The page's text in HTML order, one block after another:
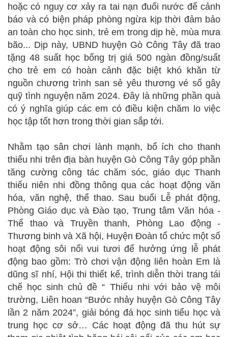
hoặc có nguy cơ xảy ra tai nạn đuối nước để cảnh
báo và có biện pháp phòng ngừa kịp thời đảm bảo
an toàn cho học sinh, trẻ em trong dịp hè, mùa mưa
bão... Dịp này, UBND huyện Gò Công Tây đã trao
tặng 48 suất học bổng trị giá 500 ngàn đồng/suất
cho trẻ em có hoàn cảnh đặc biệt khó khăn từ
nguồn chương trình san sẻ yêu thương vé số gây
quỹ tình nguyện năm 2024. Đây là những phần quà
có ý nghĩa giúp các em có điều kiện chăm lo việc
học tập tốt hơn trong thời gian sắp tới.
Nhằm tạo sân chơi lành mạnh, bổ ích cho thanh
thiếu nhi trên địa bàn huyện Gò Công Tây góp phần
tăng cường công tác chăm sóc, giáo dục Thanh
thiếu niên nhi đồng thông qua các hoạt động văn
hóa, văn nghệ, thể thao. Sau buổi Lễ phát động,
Phòng Giáo dục và Đào tạo, Trung tâm Văn hóa -
Thể thao và Truyền thanh, Phòng Lao động -
Thương binh và Xã hội, Huyện Đoàn tổ chức một số
hoạt động sôi nổi vui tươi để hưởng ứng lễ phát
động bao gồm: Trò chơi vận động liên hoàn Em là
dũng sĩ nhí, Hội thi thiết kế, trình diễn thời trang tái
chế học sinh chủ đề “ Thiếu nhi với bảo vệ môi
trường, Liên hoan “Bước nhảy huyện Gò Công Tây
lần 2 năm 2024”, giải bóng đá học sinh tiểu học và
trung học cơ sở… Các hoạt động đã thu hút sự